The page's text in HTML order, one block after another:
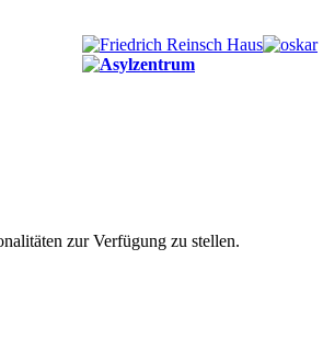
zur Verfügung zu stellen.